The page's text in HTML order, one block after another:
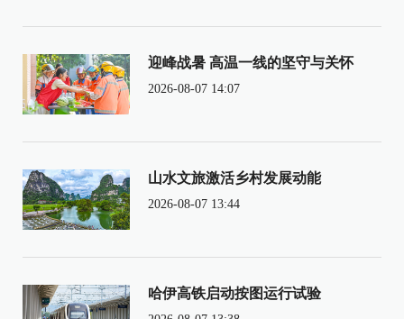
迎峰战暑 高温一线的坚守与关怀
2026-08-07 14:07
山水文旅激活乡村发展动能
2026-08-07 13:44
哈伊高铁启动按图运行试验